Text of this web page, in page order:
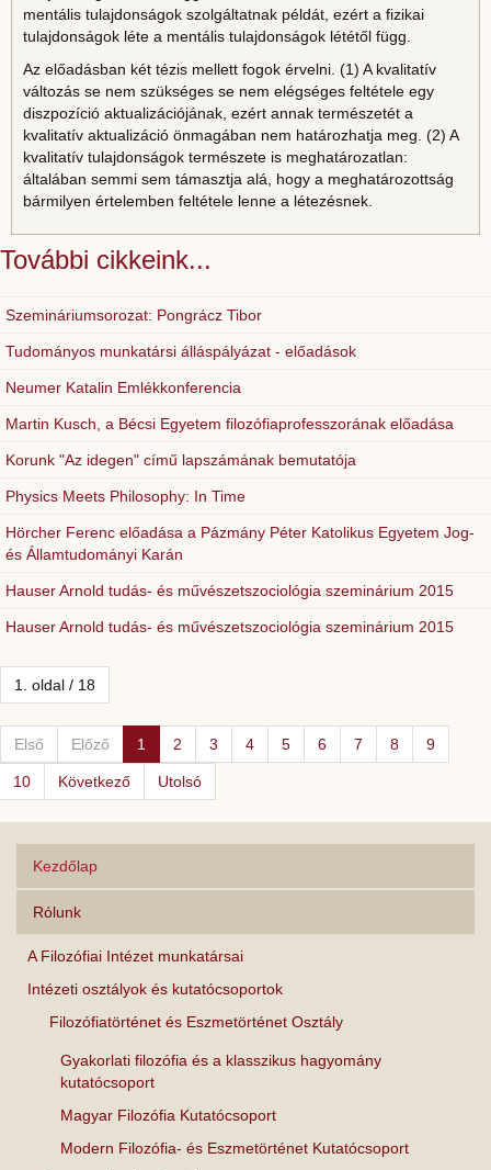
mentális tulajdonságok szolgáltatnak példát, ezért a fizikai
tulajdonságok léte a mentális tulajdonságok lététől függ.
Az előadásban két tézis mellett fogok érvelni. (1) A kvalitatív
változás se nem szükséges se nem elégséges feltétele egy
diszpozíció aktualizációjának, ezért annak természetét a
kvalitatív aktualizáció önmagában nem határozhatja meg. (2) A
kvalitatív tulajdonságok természete is meghatározatlan:
általában semmi sem támasztja alá, hogy a meghatározottság
bármilyen értelemben feltétele lenne a létezésnek.
További cikkeink...
Szemináriumsorozat: Pongrácz Tibor
Tudományos munkatársi álláspályázat - előadások
Neumer Katalin Emlékkonferencia
Martin Kusch, a Bécsi Egyetem filozófiaprofesszorának előadása
Korunk "Az idegen" című lapszámának bemutatója
Physics Meets Philosophy: In Time
Hörcher Ferenc előadása a Pázmány Péter Katolikus Egyetem Jog-
és Államtudományi Karán
Hauser Arnold tudás- és művészetszociológia szeminárium 2015
Hauser Arnold tudás- és művészetszociológia szeminárium 2015
1. oldal / 18
Első Előző 1 2 3 4 5 6 7 8 9
10 Következő Utolsó
Kezdőlap
Rólunk
A Filozófiai Intézet munkatársai
Intézeti osztályok és kutatócsoportok
Filozófiatörténet és Eszmetörténet Osztály
Gyakorlati filozófia és a klasszikus hagyomány
kutatócsoport
Magyar Filozófia Kutatócsoport
Modern Filozófia- és Eszmetörténet Kutatócsoport